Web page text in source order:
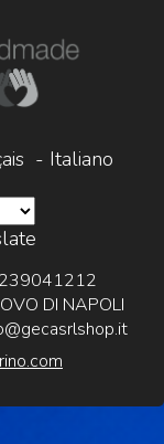
- Italiano
DI NAPOLI